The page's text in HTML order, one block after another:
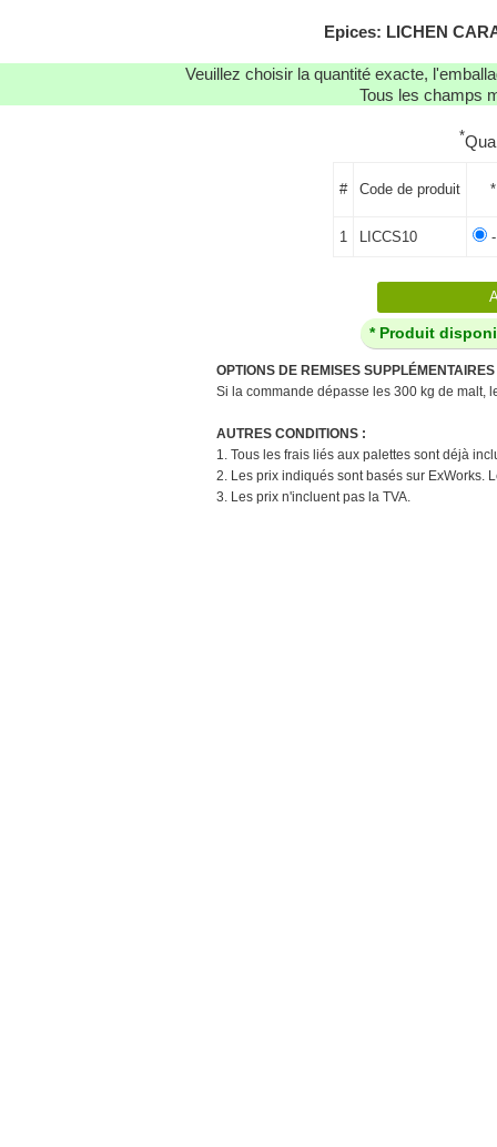
Epices: LICHEN
Veuillez choisir la quantité exacte,
Tous les champs
*
# Code de produit
1 LICCS10
* Produit
OPTIONS DE REMISES SUPPLÉMENTAIRES
Si la commande dépasse les 300 kg de malt,
AUTRES CONDITIONS :
1. Tous les frais liés aux palettes sont déjà
2. Les prix indiqués sont basés sur ExWorks.
3. Les prix n'incluent pas la TVA.